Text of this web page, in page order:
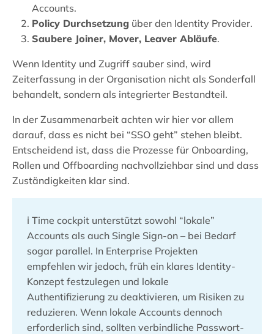
Accounts.
Policy Durchsetzung über den Identity Provider.
Saubere Joiner, Mover, Leaver Abläufe.
Wenn Identity und Zugriff sauber sind, wird
Zeiterfassung in der Organisation nicht als Sonderfall
behandelt, sondern als integrierter Bestandteil.
In der Zusammenarbeit achten wir hier vor allem
darauf, dass es nicht bei “SSO geht” stehen bleibt.
Entscheidend ist, dass die Prozesse für Onboarding,
Rollen und Offboarding nachvollziehbar sind und dass
Zuständigkeiten klar sind.
ℹ️ Time cockpit unterstützt sowohl “lokale”
Accounts als auch Single Sign-on – bei Bedarf
sogar parallel. In Enterprise Projekten
empfehlen wir jedoch, früh ein klares Identity-
Konzept festzulegen und lokale
Authentifizierung zu deaktivieren, um Risiken zu
reduzieren. Wenn lokale Accounts dennoch
erforderlich sind, sollten verbindliche Passwort-